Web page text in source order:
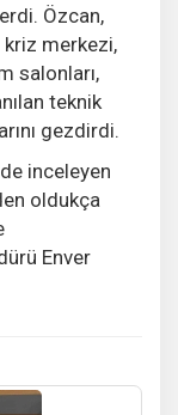
Özcan,
kriz merkezi,
salonları,
teknik
gezdirdi.
inceleyen
oldukça
Enver